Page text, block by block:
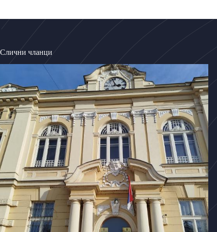
Слични чланци